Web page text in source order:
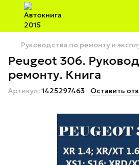
Руководства по ремонту и
Peugeot 306.
ремонту. Книга
Артикул: 1425297463 Оставить